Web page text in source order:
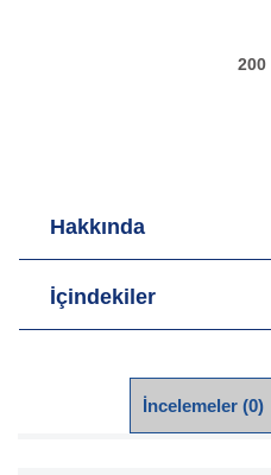
200
Hakkında
İçindekiler
İncelemeler (0)